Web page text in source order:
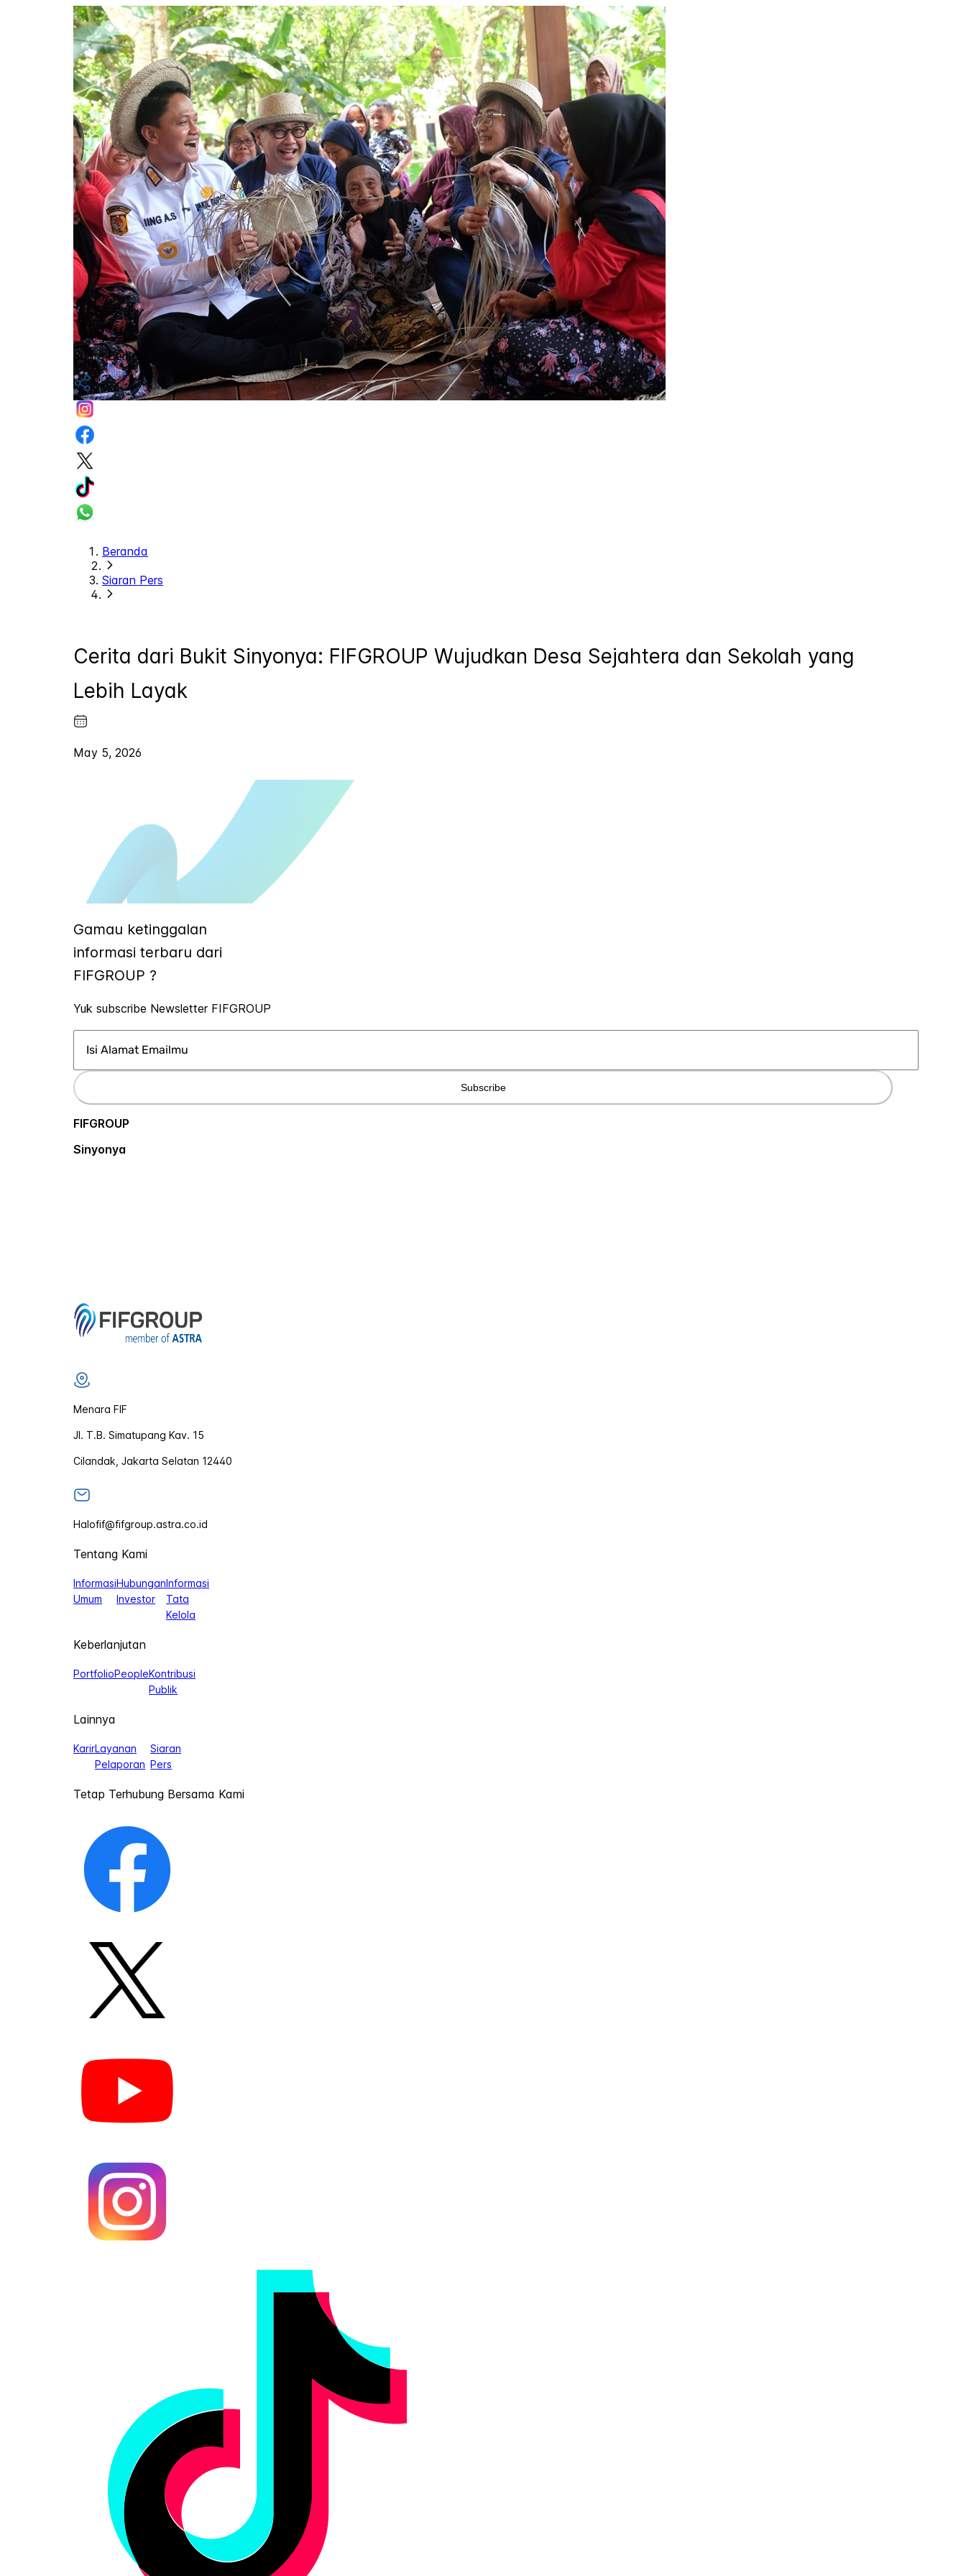
Share Berita
Beranda
Siaran Pers
Cerita dari Bukit Sinyonya: FIFGROUP Wujudkan Desa Sejahtera dan Sekolah yang
Lebih Layak
May 5, 2026
Gamau ketinggalan
informasi terbaru dari
FIFGROUP ?
Yuk subscribe Newsletter FIFGROUP
Subscribe
FIFGROUP
Sinyonya
Menara FIF
Jl. T.B. Simatupang Kav. 15
Cilandak, Jakarta Selatan 12440
Halofif@fifgroup.astra.co.id
Tentang Kami
Informasi
Umum
Hubungan
Investor
Informasi
Tata
Kelola
Keberlanjutan
PortfolioPeopleKontribusi
Publik
Lainnya
KarirLayanan
Pelaporan
Siaran
Pers
Tetap Terhubung Bersama Kami